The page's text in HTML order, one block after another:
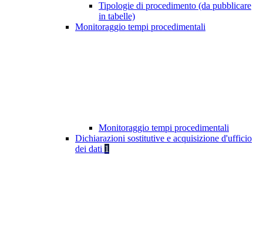
Tipologie di procedimento (da pubblicare
in tabelle)
Monitoraggio tempi procedimentali
Monitoraggio tempi procedimentali
Dichiarazioni sostitutive e acquisizione d'ufficio
dei dati 1